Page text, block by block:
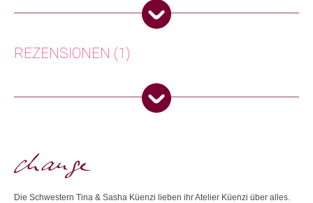
Artikelnummer: 107728.23
REZENSIONEN (1)
(Verifizierter Käufer)
Nur angemeldete Kunden, die dieses Produkt gekauft haben,
dürfen eine Rezension abgeben.
Die Schwestern Tina & Sasha Küenzi lieben ihr Atelier Küenzi über alles.